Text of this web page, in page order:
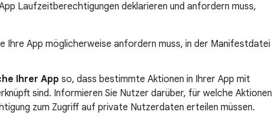
Laufzeitberechtigungen deklarieren und anfordern muss,
Ihre App möglicherweise anfordern muss, in der Manifestdatei
Ihrer App so, dass bestimmte Aktionen in Ihrer App mit
sind. Informieren Sie Nutzer darüber, für welche Aktionen
zum Zugriff auf private Nutzerdaten erteilen müssen.